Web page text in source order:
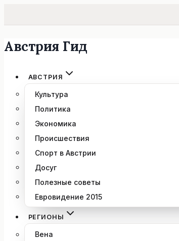
Перейти
содержимому
Австрия Гид
АВСТРИЯ
Культура
Политика
Экономика
Происшествия
Спорт в Австрии
Досуг
Полезные советы
Евровидение 2015
РЕГИОНЫ
Вена